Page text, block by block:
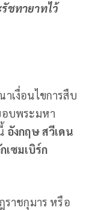
ชทายาทไว้
เงื่อนไขการสืบ
อบพระมหา
อังกฤษ สวีเดน
เซมเบิร์ก
ราชกุมาร หรือ